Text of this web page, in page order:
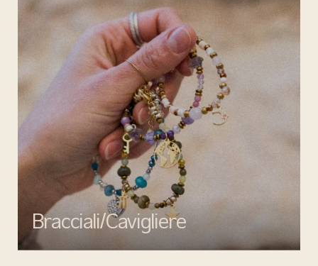
Bracciali/Cavigliere
Completa il tuo look con i bracciali e cavigliere di Mata gioielli: